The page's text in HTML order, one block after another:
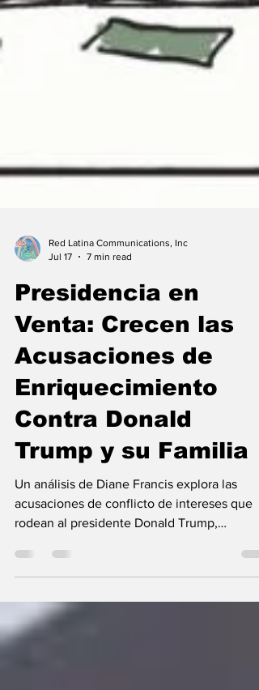
Red Latina Communications, Inc
Jul 17
7 min read
Presidencia en
Venta: Crecen las
Acusaciones de
Enriquecimiento
Contra Donald
Trump y su Familia
Un análisis de Diane Francis explora las
acusaciones de conflicto de intereses que
criptomonedas, inversiones internacionales
los cuestionamientos sobre la ética en el